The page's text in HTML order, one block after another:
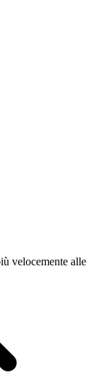
velocemente alle